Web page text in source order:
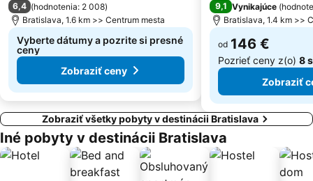
6,4 (hodnotenia: 2 008)
Bratislava, 1.6 km >> Centrum mesta
Vyberte dátumy a pozrite si presné
ceny
Zobraziť ceny
9,1 Vynikajúce (
Bratislava, 1.4 km >>
od 146 €
Pozrieť ceny z(o) 8
Zobraziť
Zobraziť všetky pobyty v destinácii Bratislava
Iné pobyty v destinácii Bratislava